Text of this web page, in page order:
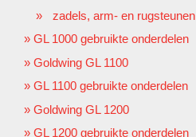
zadels, arm- en rugsteunen
GL 1000 gebruikte onderdelen
Goldwing GL 1100
GL 1100 gebruikte onderdelen
Goldwing GL 1200
GL 1200 gebruikte onderdelen